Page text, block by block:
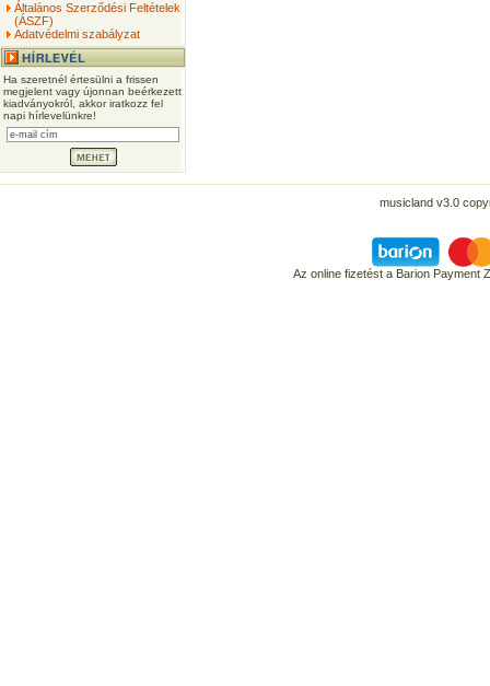
Általános Szerződési Feltételek
(ÁSZF)
Adatvédelmi szabályzat
Ha szeretnél értesülni a frissen
megjelent vagy újonnan beérkezett
kiadványokról, akkor iratkozz fel
napi hírlevelünkre!
musicland v3.0
Az online fizetést a Barion Payment